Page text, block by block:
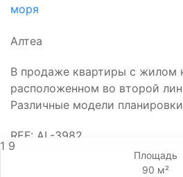
моря
Алтеа
В продаже квартиры с жилом
расположенном во второй
Различные модели
REF: AL-3982
1 9
Площадь
90 м²